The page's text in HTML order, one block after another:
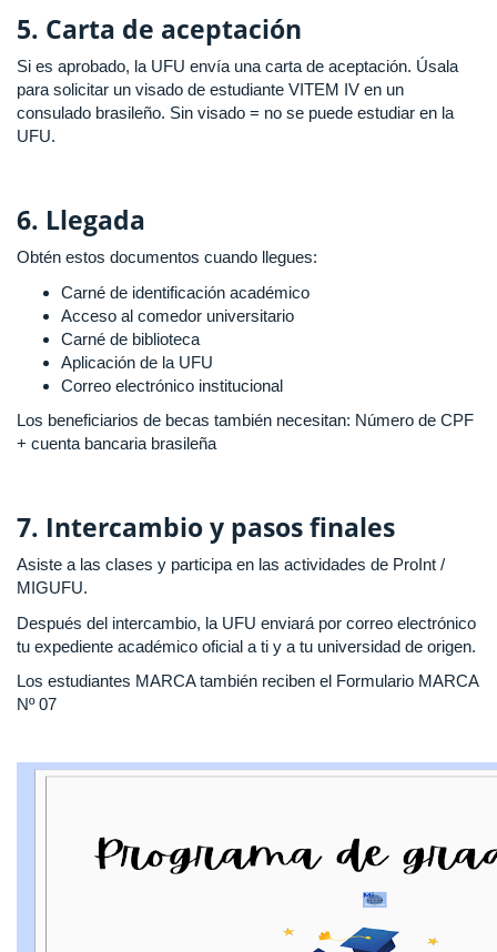
5. Carta de aceptación
Si es aprobado, la UFU envía una carta de aceptación. Úsala
para solicitar un visado de estudiante VITEM IV en un
consulado brasileño. Sin visado = no se puede estudiar en la
UFU.
6. Llegada
Obtén estos documentos cuando llegues:
Carné de identificación académico
Acceso al comedor universitario
Carné de biblioteca
Aplicación de la UFU
Correo electrónico institucional
Los beneficiarios de becas también necesitan: Número de CPF
+ cuenta bancaria brasileña
7. Intercambio y pasos finales
Asiste a las clases y participa en las actividades de ProInt /
MIGUFU.
Después del intercambio, la UFU enviará por correo electrónico
tu expediente académico oficial a ti y a tu universidad de origen.
Los estudiantes MARCA también reciben el Formulario MARCA
Nº 07